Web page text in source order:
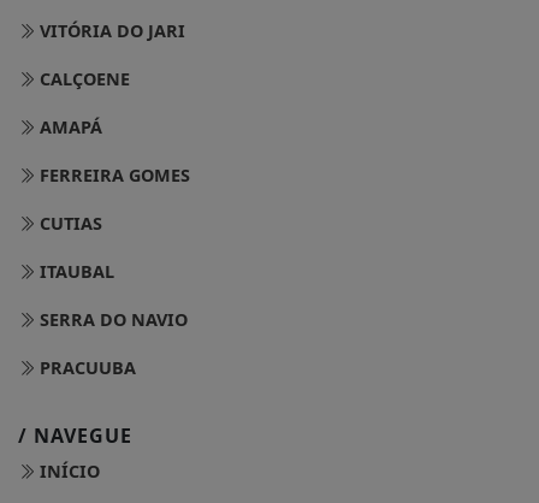
VITÓRIA DO JARI
CALÇOENE
AMAPÁ
FERREIRA GOMES
CUTIAS
ITAUBAL
SERRA DO NAVIO
PRACUUBA
/ NAVEGUE
INÍCIO